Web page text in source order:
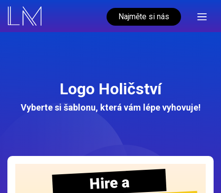
Najměte si nás
Logo Holičství
Vyberte si šablonu, která vám lépe vyhovuje!
Hire a